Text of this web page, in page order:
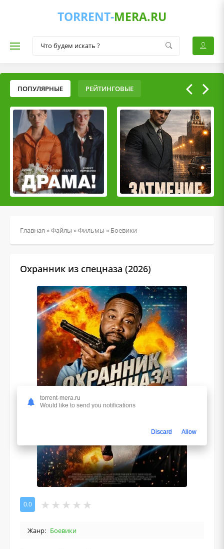
TORRENT-MERA.RU
ПОПУЛЯРНЫЕ РЕЙТИНГОВЫЕ
Главная »Файлы »Фильмы » Боевики
Охранник из спецназа (2026)
0.0
Жанр: Боевики
torrent-mera.ru
Would like to send you notifications
Discard Allow